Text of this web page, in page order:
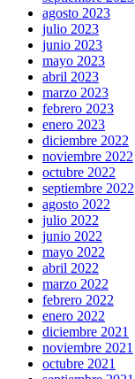
agosto 2023
julio 2023
junio 2023
mayo 2023
abril 2023
marzo 2023
febrero 2023
enero 2023
diciembre 2022
noviembre 2022
octubre 2022
septiembre 2022
agosto 2022
julio 2022
junio 2022
mayo 2022
abril 2022
marzo 2022
febrero 2022
enero 2022
diciembre 2021
noviembre 2021
octubre 2021